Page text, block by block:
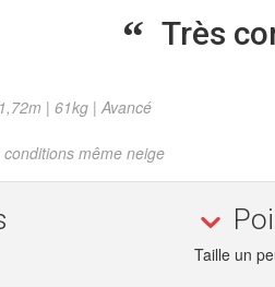
Très
| 61kg | Avancé
même neige
Taille un